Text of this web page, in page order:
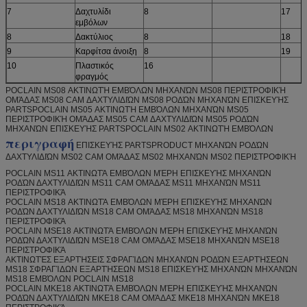
7
Δαχτυλίδι
εμβόλων
8 17
8 Δακτύλιος 8
18
9
Καρφίτσα άνοιξη 8
19
10
Πλαστικός
φραγμός
16
POCLAIN MS08 ΑΚΤΙΝΩΤΉ ΕΜΒΌΛΩΝ ΜΗΧΑΝΏΝ MS08 ΠΕΡΙΣΤΡΟΦΙΚΉ
ΟΜΆΔΑΣ MS08 CAM ΔΑΧΤΥΛΙΔΙΏΝ MS08 ΡΟΔΏΝ ΜΗΧΑΝΏΝ ΕΠΙΣΚΕΥΉΣ
PARTSPOCLAIN MS05 ΑΚΤΙΝΩΤΉ ΕΜΒΌΛΩΝ ΜΗΧΑΝΏΝ MS05
ΠΕΡΙΣΤΡΟΦΙΚΉ ΟΜΆΔΑΣ MS05 CAM ΔΑΧΤΥΛΙΔΙΏΝ MS05 ΡΟΔΏΝ
ΜΗΧΑΝΏΝ ΕΠΙΣΚΕΥΉΣ PARTSPOCLAIN MS02 ΑΚΤΙΝΩΤΉ ΕΜΒΌΛΩΝ
περιγραφή ΕΠΙΣΚΕΥΉΣ PARTSPRODUCT ΜΗΧΑΝΏΝ ΡΟΔΏΝ
ΔΑΧΤΥΛΙΔΙΏΝ MS02 CAM ΟΜΆΔΑΣ MS02 ΜΗΧΑΝΏΝ MS02 ΠΕΡΙΣΤΡΟΦΙΚΉ
POCLAIN MS11 ΑΚΤΙΝΩΤΆ ΕΜΒΌΛΩΝ ΜΈΡΗ ΕΠΙΣΚΕΥΉΣ ΜΗΧΑΝΏΝ
ΡΟΔΏΝ ΔΑΧΤΥΛΙΔΙΏΝ MS11 CAM ΟΜΆΔΑΣ MS11 ΜΗΧΑΝΏΝ MS11
ΠΕΡΙΣΤΡΟΦΙΚΆ
POCLAIN MS18 ΑΚΤΙΝΩΤΆ ΕΜΒΌΛΩΝ ΜΈΡΗ ΕΠΙΣΚΕΥΉΣ ΜΗΧΑΝΏΝ
ΡΟΔΏΝ ΔΑΧΤΥΛΙΔΙΏΝ MS18 CAM ΟΜΆΔΑΣ MS18 ΜΗΧΑΝΏΝ MS18
ΠΕΡΙΣΤΡΟΦΙΚΆ
POCLAIN MSE18 ΑΚΤΙΝΩΤΆ ΕΜΒΌΛΩΝ ΜΈΡΗ ΕΠΙΣΚΕΥΉΣ ΜΗΧΑΝΏΝ
ΡΟΔΏΝ ΔΑΧΤΥΛΙΔΙΏΝ MSE18 CAM ΟΜΆΔΑΣ MSE18 ΜΗΧΑΝΏΝ MSE18
ΠΕΡΙΣΤΡΟΦΙΚΆ
ΑΚΤΙΝΩΤΈΣ ΕΞΑΡΤΉΣΕΙΣ ΣΦΡΑΓΊΔΩΝ ΜΗΧΑΝΏΝ ΡΟΔΏΝ ΕΞΑΡΤΉΣΕΩΝ
MS18 ΣΦΡΑΓΊΔΩΝ ΕΞΑΡΤΉΣΕΩΝ MS18 ΕΠΙΣΚΕΥΉΣ ΜΗΧΑΝΏΝ ΜΗΧΑΝΏΝ
MS18 ΕΜΒΌΛΩΝ POCLAIN MS18
POCLAIN MKE18 ΑΚΤΙΝΩΤΆ ΕΜΒΌΛΩΝ ΜΈΡΗ ΕΠΙΣΚΕΥΉΣ ΜΗΧΑΝΏΝ
ΡΟΔΏΝ ΔΑΧΤΥΛΙΔΙΏΝ MKE18 CAM ΟΜΆΔΑΣ MKE18 ΜΗΧΑΝΏΝ MKE18